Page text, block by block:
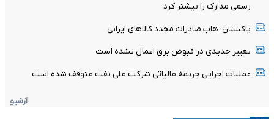
رسمی مدارک را بیشتر کرد
پاکستان؛ هاب صادرات مجدد کالاهای ایرانی
تغییر جدیدی در قبوض برق اعمال نشده است
عملیات اجرایی جریمه مالیاتی شرکت ملی نفت متوقف شده است
آرشیو